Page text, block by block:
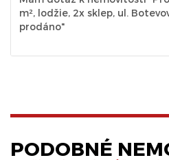
PODOBNÉ